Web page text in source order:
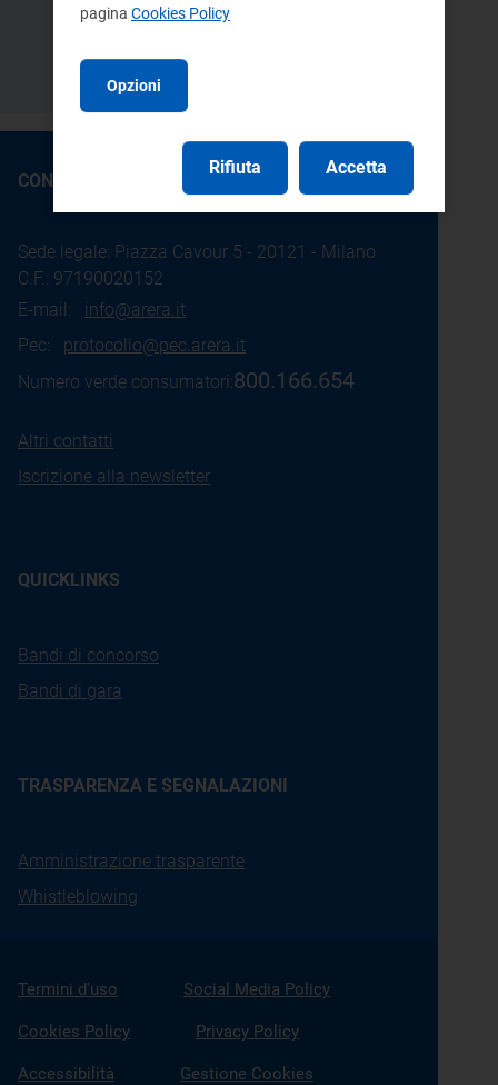
357/2023/A
200/2023/A
CONTATTI
Sede legale: Piazza Cavour 5 - 20121 - Milano
C.F.: 97190020152
E-mail: info@arera.it
Pec: protocollo@pec.arera.it
Numero verde consumatori:800.166.654
Altri contatti
Iscrizione alla newsletter
QUICKLINKS
Bandi di concorso
Bandi di gara
TRASPARENZA E SEGNALAZIONI
Amministrazione trasparente
Whistleblowing
Termini d'uso Social Media Policy
Cookies Policy Privacy Policy
Accessibilità Gestione Cookies
pagina Cookies Policy
Opzioni
Rifiuta Accetta